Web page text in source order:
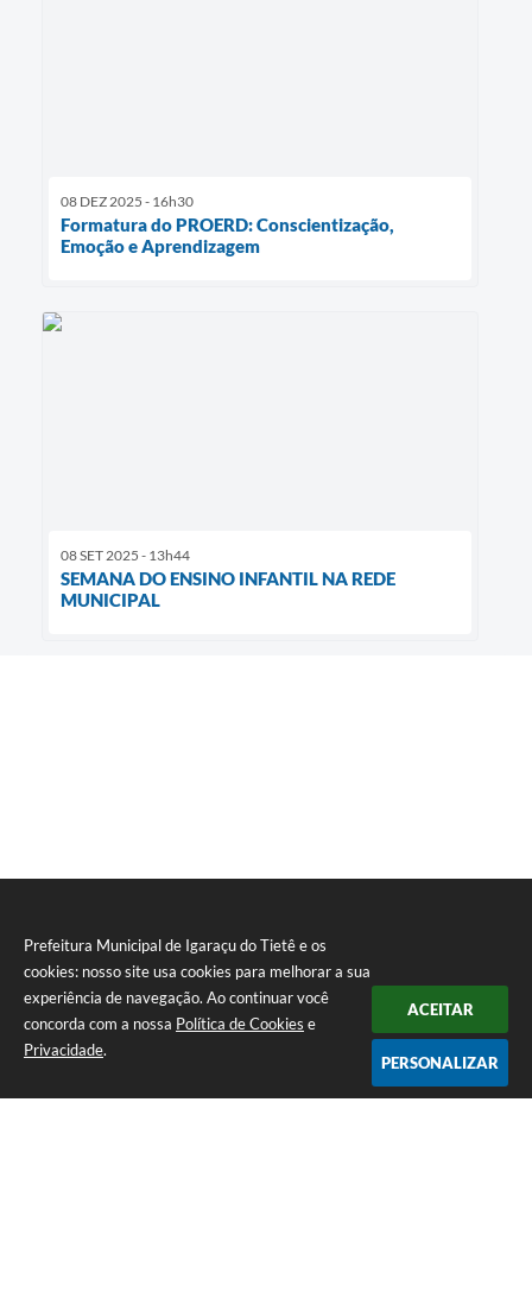
Prefeitura Municipal de Igaraçu do Tietê e os
cookies: nosso site usa cookies para melhorar a sua
experiência de navegação. Ao continuar você
concorda com a nossa Política de Cookies e
Privacidade.
ACEITAR
PERSONALIZAR
08 DEZ 2025 - 16h30
Formatura do PROERD: Conscientização,
Emoção e Aprendizagem
08 SET 2025 - 13h44
SEMANA DO ENSINO INFANTIL NA REDE
MUNICIPAL